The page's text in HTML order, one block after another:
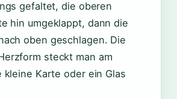
gefaltet, die oberen
hin umgeklappt, dann die
oben geschlagen. Die
steckt man am
kleine Karte oder ein Glas